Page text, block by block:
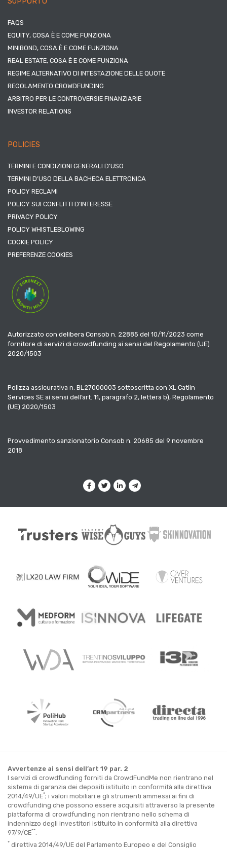
FAQS
EQUITY, COSA È E COME FUNZIONA
MINIBOND, COSA È E COME FUNZIONA
REAL ESTATE, COSA È E COME FUNZIONA
REGIME ALTERNATIVO DI INTESTAZIONE DELLE QUOTE
REGOLAMENTO CROWDFUNDING
ARBITRO PER LE CONTROVERSIE FINANZIARIE
INVESTOR RELATIONS
POLICIES
TERMINI E CONDIZIONI GENERALI D’USO
TERMINI D’USO DELLA BACHECA ELETTRONICA
POLICY RECLAMI
POLICY SUI CONFLITTI D’INTERESSE
PRIVACY POLICY
POLICY WHISTLEBLOWING
COOKIE POLICY
PREFERENZE COOKIES
Autorizzato con delibera Consob n. 22885 del 10/11/2023 come
fornitore di servizi di crowdfunding ai sensi del Regolamento (UE)
2020/1503
Polizza assicurativa n. BL27000003 sottoscritta con XL Catlin
Services SE ai sensi dell’art. 11, paragrafo 2, lettera b), Regolamento
(UE) 2020/1503
Provvedimento sanzionatorio Consob n. 20685 del 9 novembre
2018
Avvertenze ai sensi dell’art 19 par. 2
I servizi di crowdfunding forniti da CrowdFundMe non rientrano nel
sistema di garanzia dei depositi istituito in conformità alla direttiva
2014/49/UE*; i valori mobiliari e gli strumenti ammessi ai fini di
crowdfunding che possono essere acquisiti attraverso la presente
piattaforma di crowdfunding non rientrano nello schema di
indennizzo degli investitori istituito in conformità alla direttiva
97/9/CE**
* direttiva 2014/49/UE del Parlamento Europeo e del Consiglio